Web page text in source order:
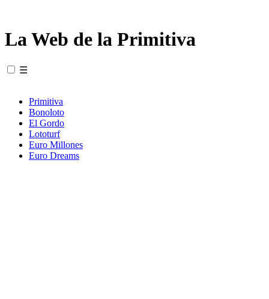
La Web de la Primitiva
☰
Primitiva
Bonoloto
El Gordo
Lototurf
Euro Millones
Euro Dreams